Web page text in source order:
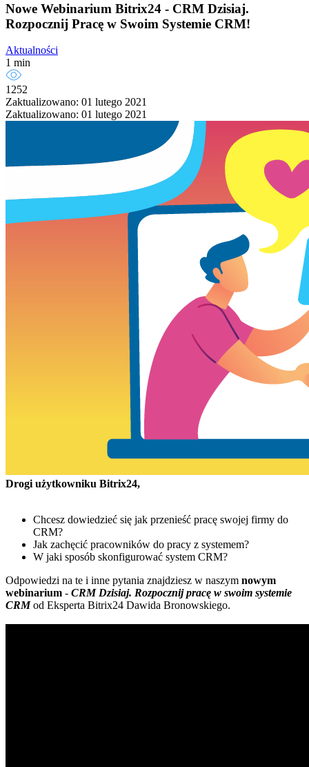
Nowe Webinarium Bitrix24 - CRM Dzisiaj.
Rozpocznij Pracę w Swoim Systemie CRM!
Aktualności
1 min
1252
Zaktualizowano: 01 lutego 2021
Zaktualizowano: 01 lutego 2021
Drogi użytkowniku Bitrix24,
Chcesz dowiedzieć się jak przenieść pracę swojej firmy do
CRM?
Jak zachęcić pracowników do pracy z systemem?
W jaki sposób skonfigurować system CRM?
Odpowiedzi na te i inne pytania znajdziesz w naszym nowym
webinarium - CRM Dzisiaj. Rozpocznij pracę w swoim systemie
CRMod Eksperta Bitrix24 Dawida Bronowskiego.